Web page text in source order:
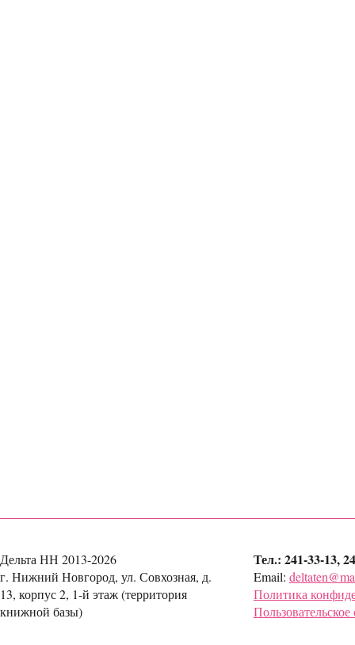
Дельта НН 2013-2026
г. Нижний Новгород, ул. Совхозная, д.
13, корпус 2, 1-й этаж (территория
книжной базы)
Тел.: 241-33-13,
Email:
Политика